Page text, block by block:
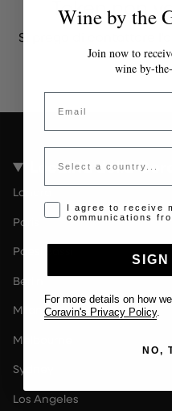
Token non
Si prega di contattare
Località della
Londra
Paris
Paesi Bassi
Berlin
Milano
Melbourne
Sydney
Los Angeles
Wine by the
Join now to
wine by-
Email
Country
Opt-in disclaimer
I agree to receive
communications
For more details on how
Coravin's Privacy Policy.
NO,